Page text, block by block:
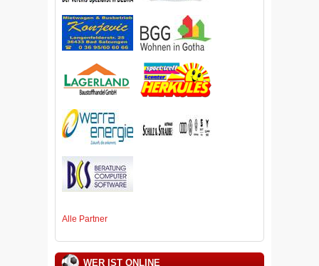
Alle Partner
WER IST ONLINE